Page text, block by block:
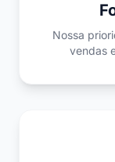
Nossa
vendas